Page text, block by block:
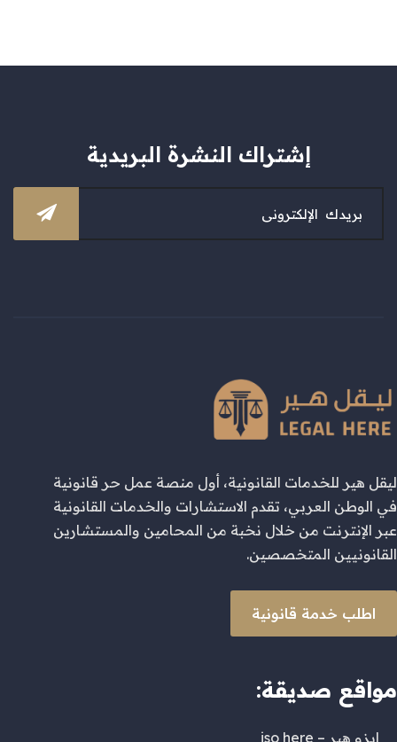
إشتراك النشرة البريدية
ليقل هير للخدمات القانونية، أول منصة عمل حر قانونية
في الوطن العربي، تقدم الاستشارات والخدمات القانونية
عبر الإنترنت من خلال نخبة من المحامين والمستشارين
القانونيين المتخصصين.
اطلب خدمة قانونية
مواقع صديقة:
ايزو هير – iso here